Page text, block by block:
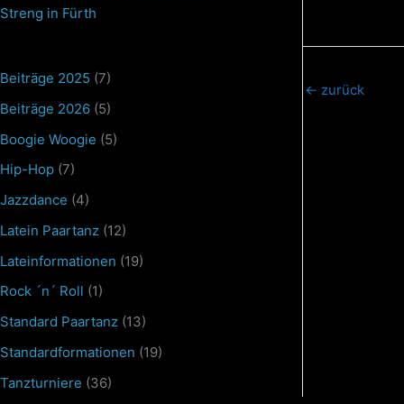
Streng in Fürth
Beiträge 2025 (7)
Beiträge 2026 (5)
Boogie Woogie (5)
Hip-Hop (7)
Jazzdance (4)
Latein Paartanz (12)
Lateinformationen (19)
Rock ´n´ Roll (1)
Standard Paartanz (13)
Standardformationen (19)
Tanzturniere (36)
← zurück